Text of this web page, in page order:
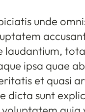
unde
laudantium,
ipsa quae
et quasi
dicta sunt